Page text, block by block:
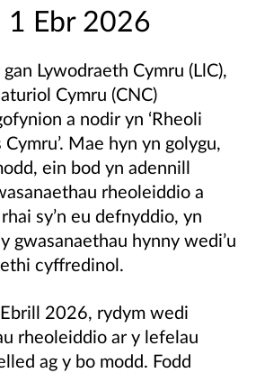
Ebr 2026
Lywodraeth Cymru (LlC),
Cymru (CNC)
a nodir yn ‘Rheoli
Mae hyn yn golygu,
ein bod yn adennill
rheoleiddio a
sy’n eu defnyddio, yn
gwasanaethau hynny wedi’u
cyffredinol.
2026, rydym wedi
rheoleiddio ar y lefelau
ag y bo modd. Fodd